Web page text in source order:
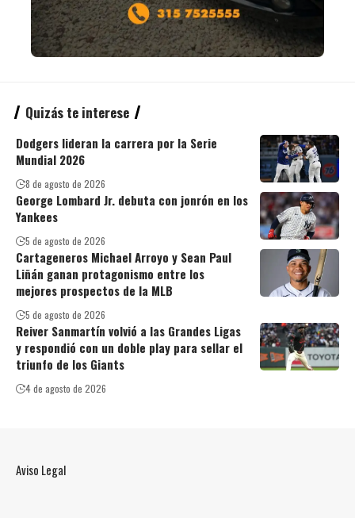
Quizás te interese
Dodgers lideran la carrera por la Serie
Mundial 2026
8 de agosto de 2026
George Lombard Jr. debuta con jonrón en los
Yankees
5 de agosto de 2026
Cartageneros Michael Arroyo y Sean Paul
Liñán ganan protagonismo entre los
mejores prospectos de la MLB
5 de agosto de 2026
Reiver Sanmartín volvió a las Grandes Ligas
y respondió con un doble play para sellar el
triunfo de los Giants
4 de agosto de 2026
Aviso Legal